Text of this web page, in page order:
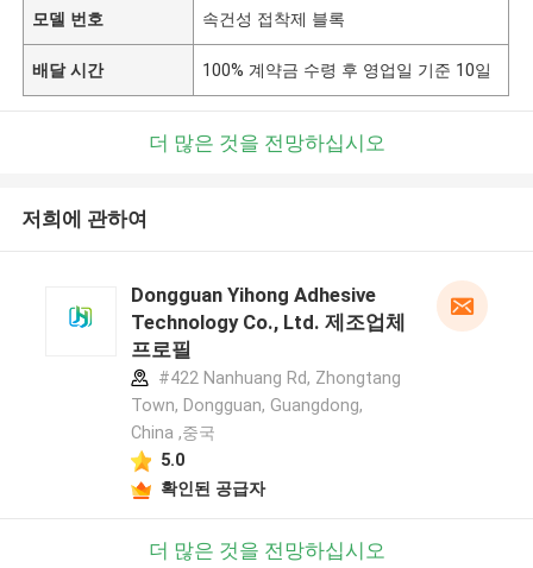
모델 번호 속건성 접착제 블록
배달 시간 100% 계약금 수령 후 영업일 기준 10일
더 많은 것을 전망하십시오
저희에 관하여
Dongguan Yihong Adhesive
Technology Co., Ltd. 제조업체
프로필
#422 Nanhuang Rd, Zhongtang
Town, Dongguan, Guangdong,
China ,중국
5.0
확인된 공급자
더 많은 것을 전망하십시오